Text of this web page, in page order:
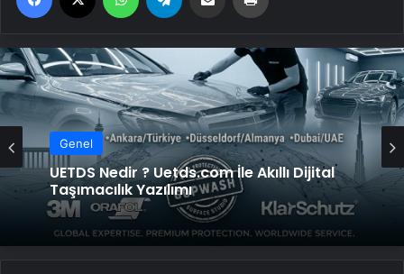
Genel
UETDS Nedir ? Uetds.com İle Akıllı Dijital
Taşımacılık Yazılımı